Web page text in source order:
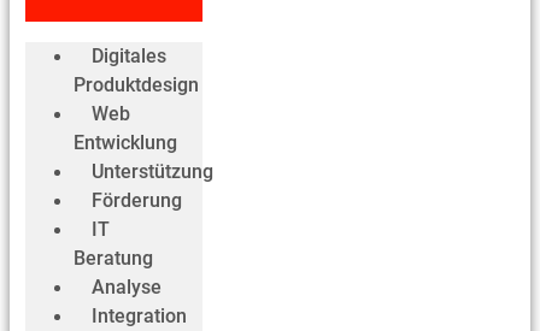
Digitales
Produktdesign
Web
Entwicklung
Unterstützung
Förderung
IT
Beratung
Analyse
Integration